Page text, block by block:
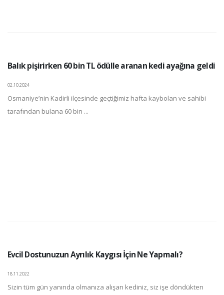
Balık pişirirken 60 bin TL ödülle aranan kedi ayağına geldi
02.10.2024
Osmaniye’nin Kadirli ilçesinde geçtiğimiz hafta kaybolan ve sahibi
tarafından bulana 60 bin ...
Evcil Dostunuzun Ayrılık Kaygısı İçin Ne Yapmalı?
18.11.2022
Sizin tüm gün yanında olmanıza alışan kediniz, siz işe döndükten